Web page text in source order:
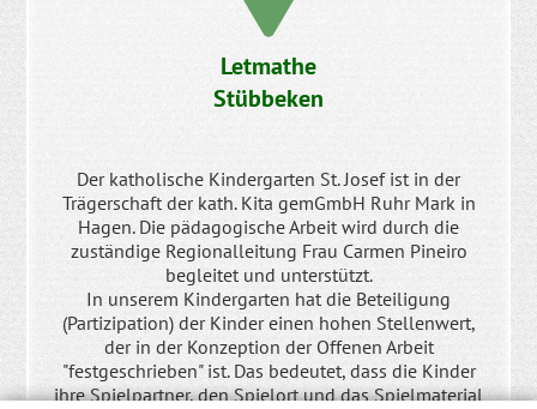
Letmathe
Stübbeken
Der katholische Kindergarten St. Josef ist in der
Trägerschaft der kath. Kita gemGmbH Ruhr Mark in
Hagen. Die pädagogische Arbeit wird durch die
zuständige Regionalleitung Frau Carmen Pineiro
begleitet und unterstützt.
In unserem Kindergarten hat die Beteiligung
(Partizipation) der Kinder einen hohen Stellenwert,
der in der Konzeption der Offenen Arbeit
"festgeschrieben" ist. Das bedeutet, dass die Kinder
ihre Spielpartner, den Spielort und das Spielmaterial